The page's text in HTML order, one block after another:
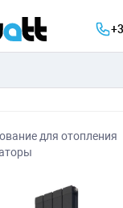
для отопления